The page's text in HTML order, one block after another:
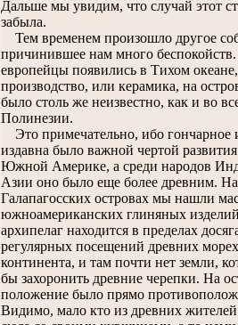
Дальше мы увидим, что случай этот
забыла.
Тем временем произошло другое
причинившее нам много беспокойств.
европейцы появились в Тихом
производство, или керамика, на
было столь же неизвестно, как и во
Полинезии.
Это примечательно, ибо гончарное
издавна было важной чертой
Южной Америке, а среди народов
Азии оно было еще более древним. На
Галапагосских островах мы нашли
южноамериканских глиняных
архипелаг находится в пределах
регулярных посещений древних
континента, и там почти нет земли,
бы захоронить древние черепки. На
положение было прямо
Видимо, мало кто из древних жителей